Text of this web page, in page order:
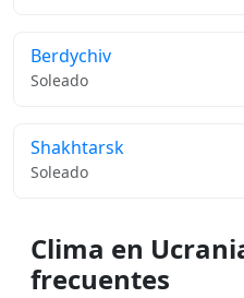
Berdychiv
Soleado
Shakhtarsk
Soleado
Clima en
frecuentes